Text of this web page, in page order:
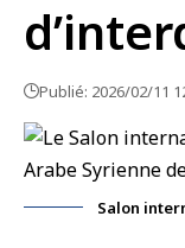
Publié: 2026/02/11
Salon